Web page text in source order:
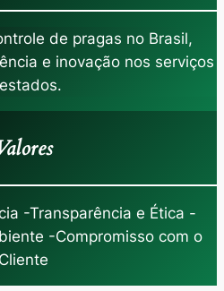
de pragas no Brasil,
e inovação nos serviços
-Transparência e Ética -
-Compromisso com o
Cliente